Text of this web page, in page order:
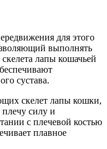
для этого
выполнять
лапы кошачьей
сустава.
скелет лапы кошки,
силу и
с плечевой костью
плавное